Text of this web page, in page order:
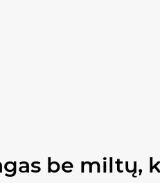
be miltų,